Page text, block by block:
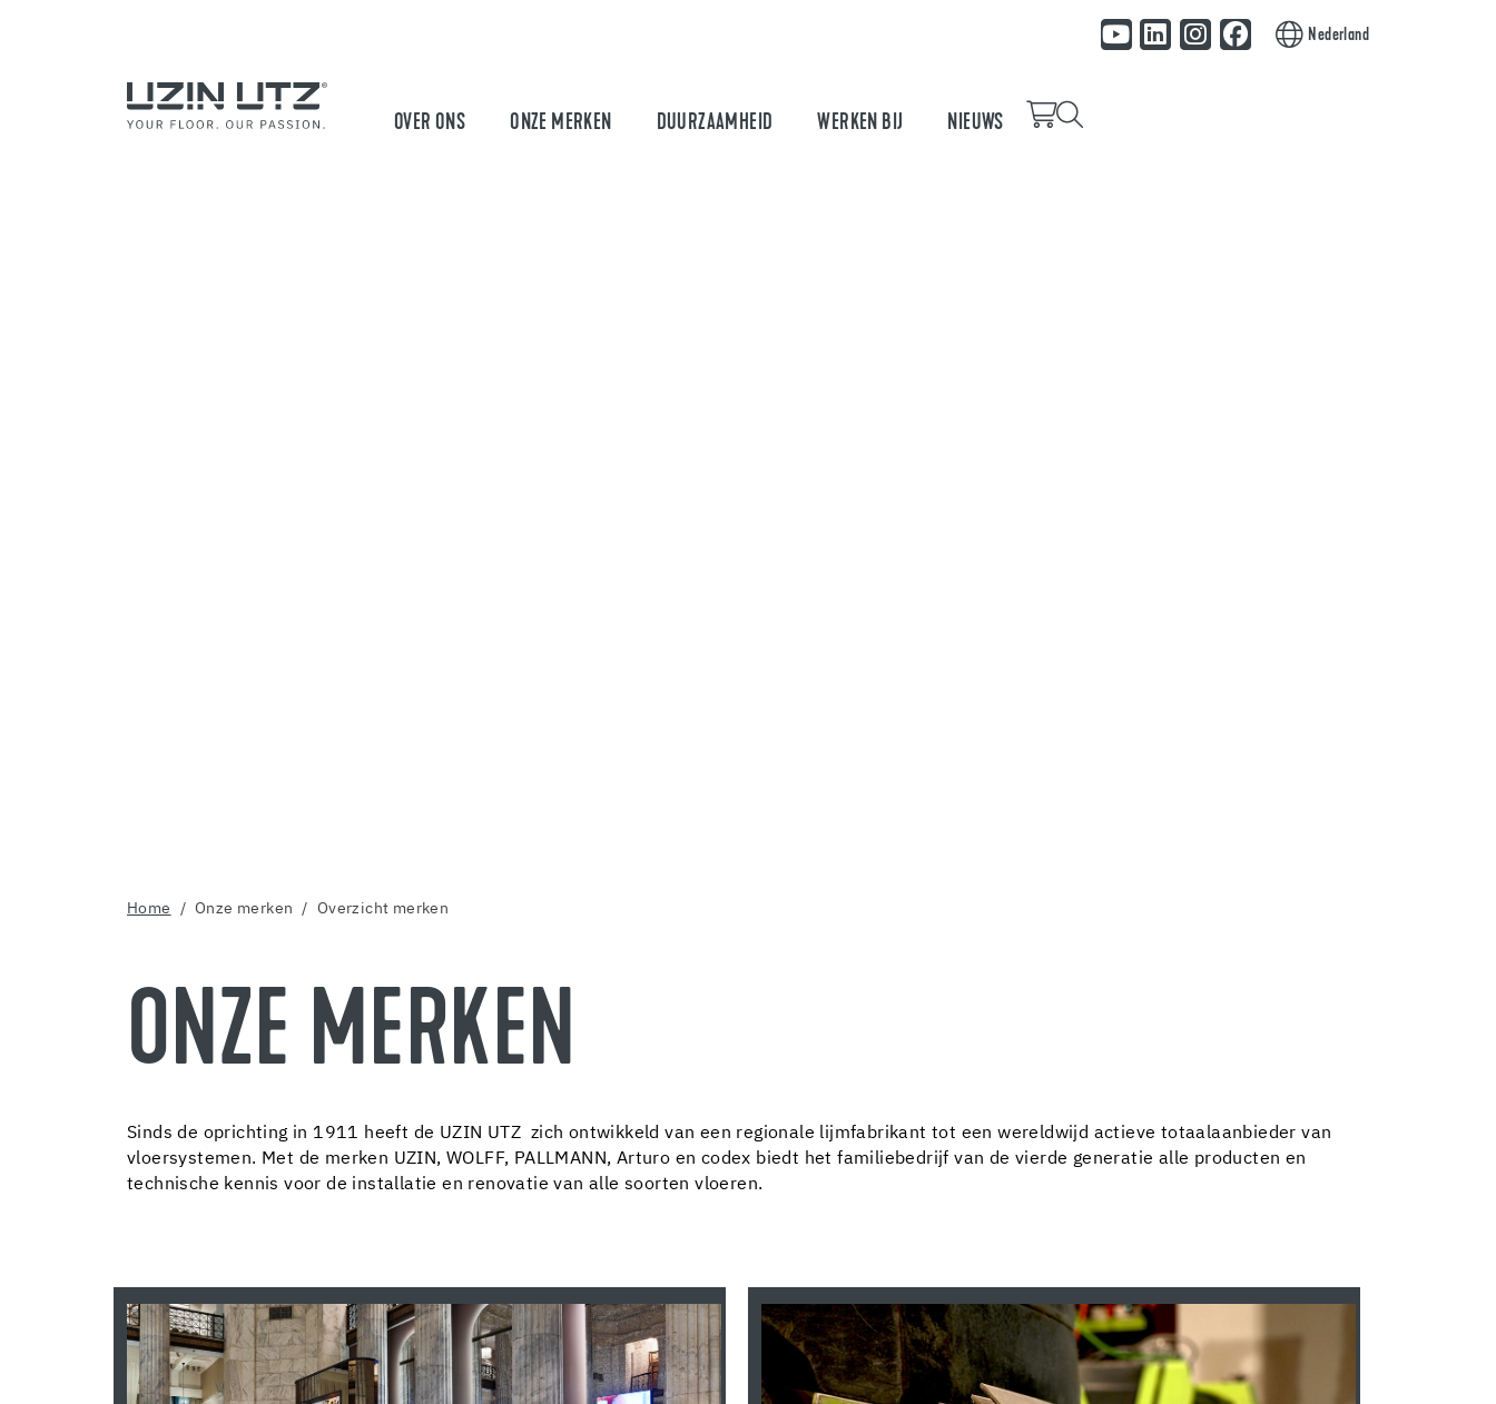
Nederland
OVER ONS ONZE MERKEN DUURZAAMHEID WERKEN BIJ NIEUWS
Home Onze merken Overzicht merken
ONZE MERKEN
Sinds de oprichting in 1911 heeft de UZIN UTZ zich ontwikkeld van een regionale lijmfabrikant tot een wereldwijd actieve totaalaanbieder van
vloersystemen. Met de merken UZIN, WOLFF, PALLMANN, Arturo en codex biedt het familiebedrijf van de vierde generatie alle producten en
technische kennis voor de installatie en renovatie van alle soorten vloeren.